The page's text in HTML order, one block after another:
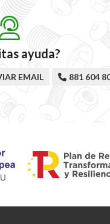
ayuda?
EMAIL 881 604